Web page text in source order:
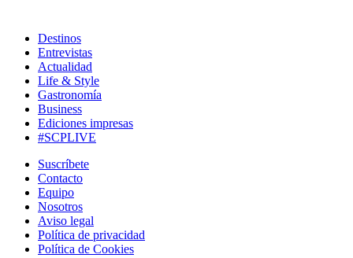
Destinos
Entrevistas
Actualidad
Life & Style
Gastronomía
Business
Ediciones impresas
#SCPLIVE
Suscríbete
Contacto
Equipo
Nosotros
Aviso legal
Política de privacidad
Política de Cookies